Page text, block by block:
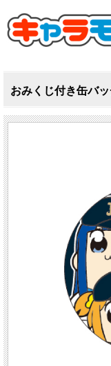
おみくじ付き缶バ